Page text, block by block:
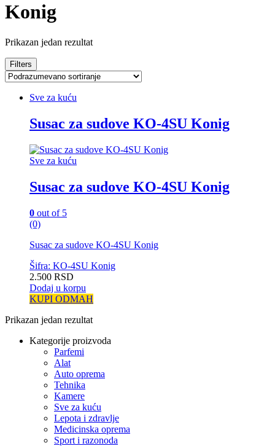
Konig
Prikazan jedan rezultat
Filters
Sve za kuću
Susac za sudove KO-4SU Konig
Sve za kuću
Susac za sudove KO-4SU Konig
0 out of 5
(0)
Susac za sudove KO-4SU Konig
Šifra: KO-4SU Konig
2.500 RSD
Dodaj u korpu
KUPI ODMAH
Prikazan jedan rezultat
Kategorije proizvoda
Parfemi
Alat
Auto oprema
Tehnika
Kamere
Sve za kuću
Lepota i zdravlje
Medicinska oprema
Sport i razonoda